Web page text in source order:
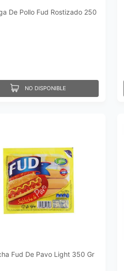
De Pollo Fud Rostizado 250
NO DISPONIBLE
Fud De Pavo Light 350 Gr